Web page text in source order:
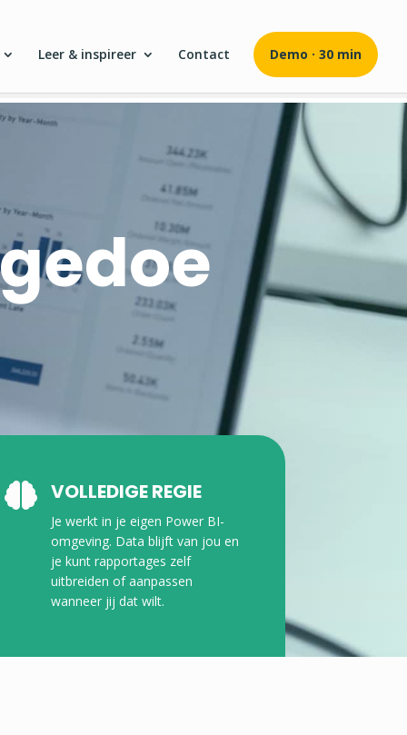
Leer & inspireer Contact Demo · 30 min
 VOLLEDIGE REGIE
Je werkt in je eigen Power BI-
omgeving. Data blijft van jou en
je kunt rapportages zelf
uitbreiden of aanpassen
wanneer jij dat wilt.